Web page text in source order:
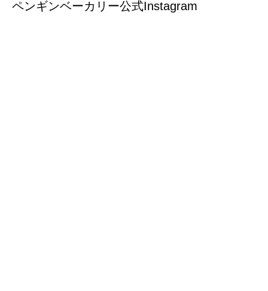
ペンギンベーカリー公式Instagram